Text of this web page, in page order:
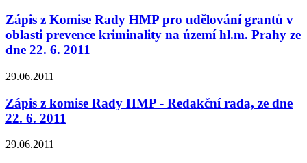
Zápis z Komise Rady HMP pro udělování grantů v
oblasti prevence kriminality na území hl.m. Prahy ze
dne 22. 6. 2011
29.06.2011
Zápis z komise Rady HMP - Redakční rada, ze dne
22. 6. 2011
29.06.2011